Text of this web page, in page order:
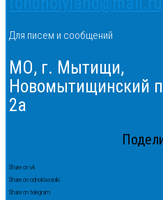
Для писем и сообщений
МО, г. Мытищи,
Новомытищинский
2а
Share on vk
Share on odnoklassniki
Share on telegram